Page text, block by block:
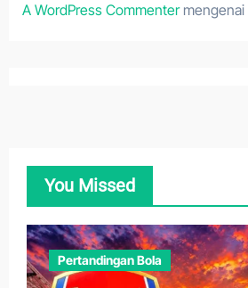
A WordPress Commentermengenai
You Missed
Pertandingan Bola